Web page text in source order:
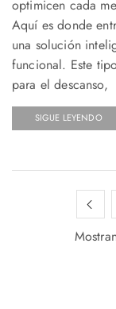
optimicen cada
Aquí es donde
una solución
funcional. Este
para el descanso,
SIGUE LEYENDO